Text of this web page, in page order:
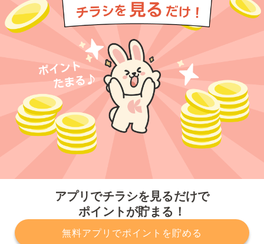
アプリでチラシを見るだけで
ポイントが貯まる！
無料アプリでポイントを貯める